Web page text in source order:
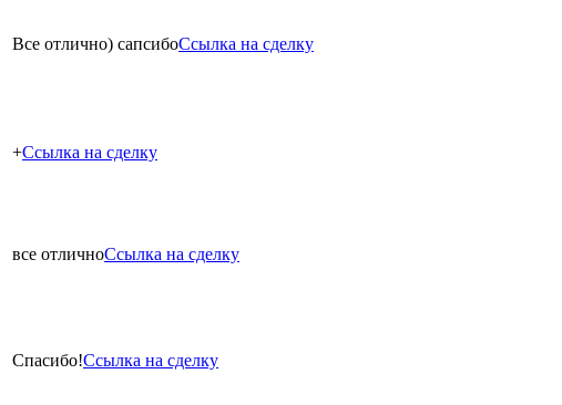
Все отлично) сапсибоСсылка на сделку
+Ссылка на сделку
все отличноСсылка на сделку
Спасибо!Ссылка на сделку